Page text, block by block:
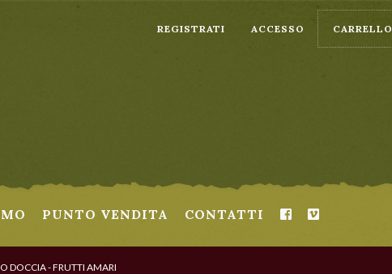
REGISTRATI ACCESSO CARRELLO
PUNTO VENDITA CONTATTI
DOCCIA - FRUTTI AMARI